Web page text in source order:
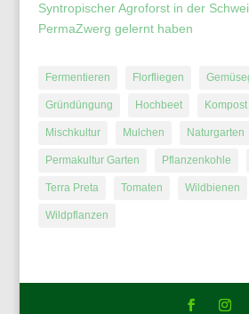
Syntropischer Agroforst in der
PermaZwerg gelernt haben
Fermentieren Florfliegen
Gründüngung Hochbeet Kompost
Mischkultur Mulchen Naturgarten
Permakultur Garten Pflanzenkohle
Terra Preta Tomaten Wildbienen
Wildpflanzen